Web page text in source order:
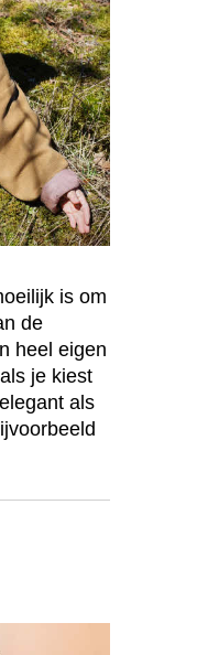
is om
de
heel eigen
je kiest
als